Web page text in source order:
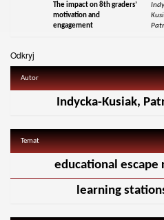
The impact on 8th graders’
motivation and
engagement
Odkryj
Autor
Indycka-Kusiak,
Temat
educational escape
learning